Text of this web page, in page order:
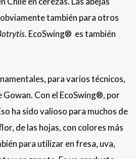
también para otros
. EcoSwing® es también
para varios técnicos,
Con el EcoSwing®, por
ha sido valioso para muchos de
de las hojas, con colores más
para utilizar en fresa, uva,